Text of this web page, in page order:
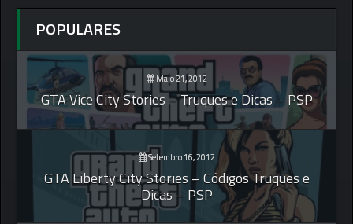
POPULARES
Maio 21, 2012
GTA Vice City Stories – Truques e Dicas – PSP
Setembro 16, 2012
GTA Liberty City Stories – Códigos Truques e
Dicas – PSP